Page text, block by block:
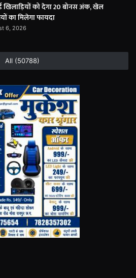
खिलाड़ियों को देगा 20 बोनस अंक, खेल
का मिलेगा फायदा
6, 2026
All (50788)